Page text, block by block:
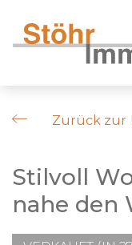
Zurück zur
Stilvoll
nahe den